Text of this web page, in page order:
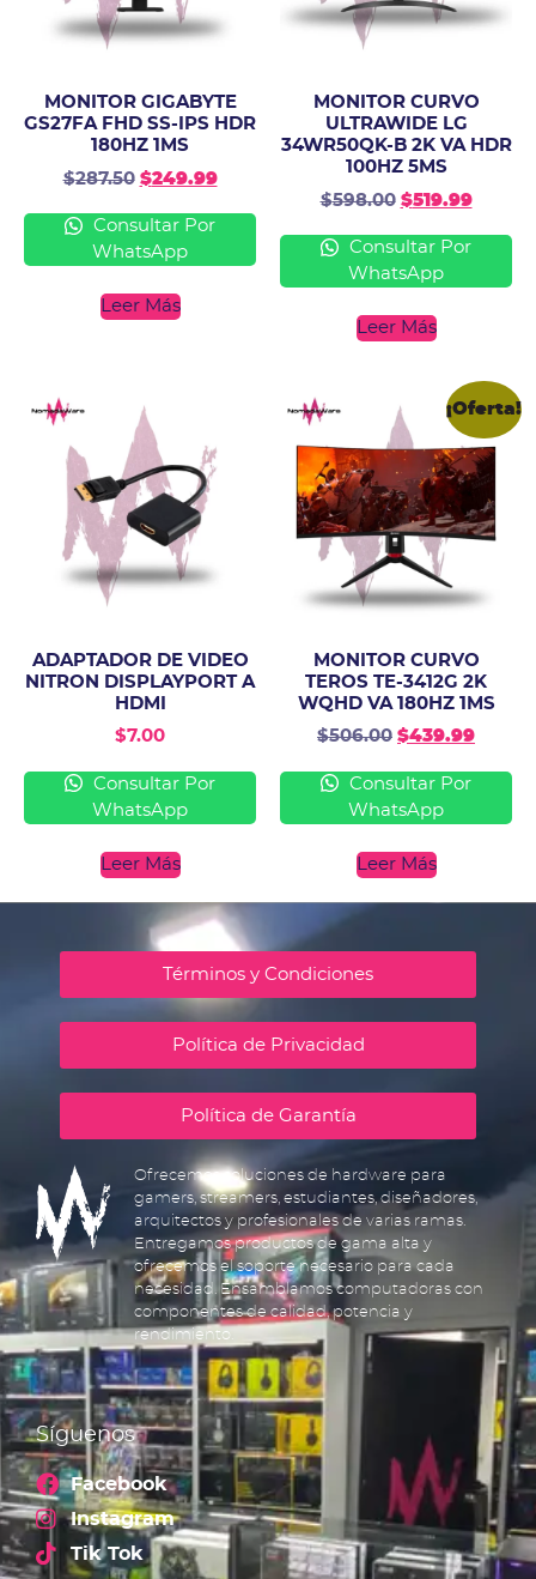
MONITOR GIGABYTE
GS27FA FHD SS-IPS HDR
180HZ 1MS
$287.50 $249.99
Consultar Por
WhatsApp
Leer Más
MONITOR CURVO
ULTRAWIDE LG
34WR50QK-B 2K VA HDR
100HZ 5MS
$598.00 $519.99
Consultar Por
WhatsApp
Leer Más
ADAPTADOR DE VIDEO
NITRON DISPLAYPORT A
HDMI
$7.00
Consultar Por
WhatsApp
Leer Más
¡Oferta!
MONITOR CURVO
TEROS TE-3412G 2K
WQHD VA 180HZ 1MS
$506.00 $439.99
Consultar Por
WhatsApp
Leer Más
Términos y Condiciones
Política de Privacidad
Política de Garantía
Ofrecemos soluciones de hardware para
gamers, streamers, estudiantes, diseñadores,
arquitectos y profesionales de varias ramas.
Entregamos productos de gama alta y
ofrecemos el soporte necesario para cada
necesidad. Ensamblamos computadoras con
componentes de calidad, potencia y
rendimiento.
Síguenos
Facebook
Instagram
Tik Tok